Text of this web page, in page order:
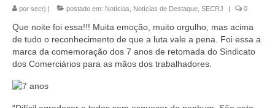
Estatuto
Atendimentos
Coletivo Margaridas
por secrj | postado em: Notícias Notícias de Destaque SECRJ | 0
Que noite foi essa!!! Muita emoção, muito orgulho, mas acima
de tudo o reconhecimento de que a luta vale a pena. Foi essa a
marca da comemoração dos 7 anos de retomada do Sindicato
dos Comerciários para as mãos dos trabalhadores.